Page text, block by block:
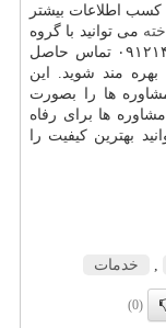
کسب اطلاعات بیشتر
می توانید با گروه
مشاوران معین کانتین به شماره تلفن ۰۹۱۲۱۴۳۴۳۱۰ تماس حاصل
مند شوید. این
ها را بصورت
ها برای رفاه
بهترین کیفیت را
خدمات
(0)